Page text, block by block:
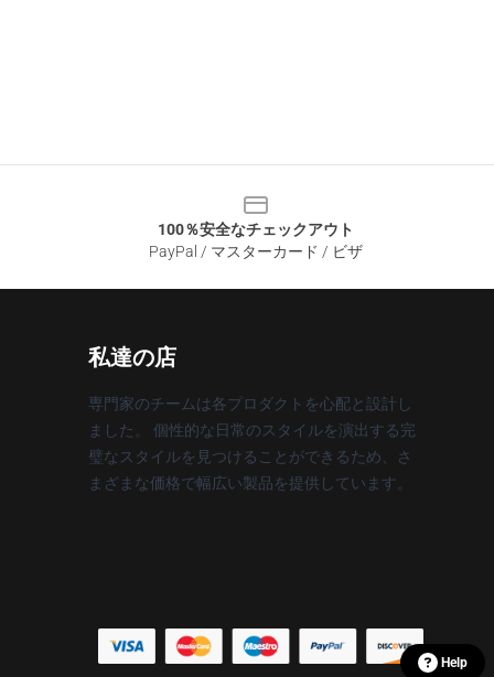
100％安全なチェックアウト
PayPal / マスターカード / ビザ
私達の店
専門家のチームは各プロダクトを心配と設計し
ました。 個性的な日常のスタイルを演出する完
璧なスタイルを見つけることができるため、さ
まざまな価格で幅広い製品を提供しています。
Help